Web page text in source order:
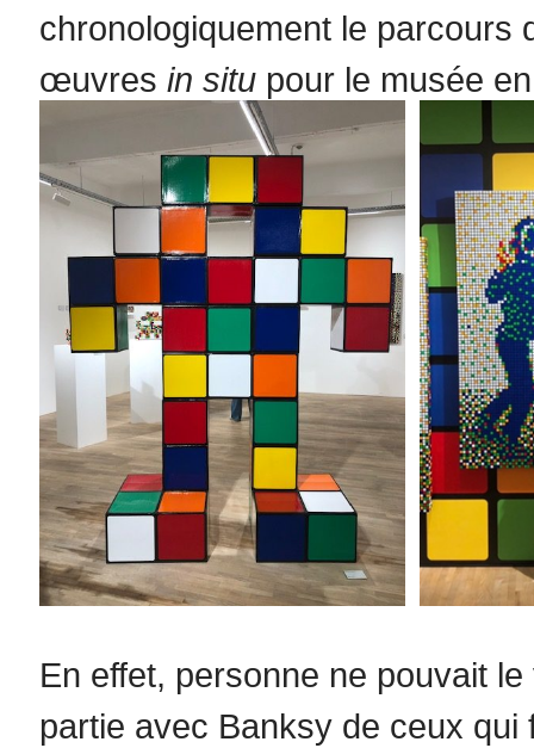
chronologiquement le parcours
œuvres in situ pour le musée
En effet, personne ne pouvait
partie avec Banksy de ceux